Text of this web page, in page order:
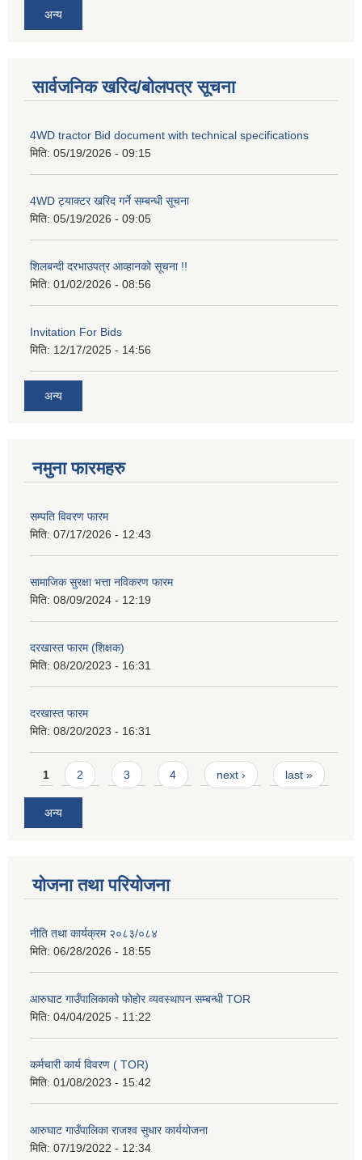
अन्य
सार्वजनिक खरिद/बोलपत्र सूचना
4WD tractor Bid document with technical specifications
मिति: 05/19/2026 - 09:15
4WD ट्याक्टर खरिद गर्ने सम्बन्धी सूचना
मिति: 05/19/2026 - 09:05
शिलबन्दी दरभाउपत्र आव्हानको सूचना !!
मिति: 01/02/2026 - 08:56
Invitation For Bids
मिति: 12/17/2025 - 14:56
अन्य
नमुना फारमहरु
सम्पति विवरण फारम
मिति: 07/17/2026 - 12:43
सामाजिक सुरक्षा भत्ता नविकरण फारम
मिति: 08/09/2024 - 12:19
दरखास्त फारम (शिक्षक)
मिति: 08/20/2023 - 16:31
दरखास्त फारम
मिति: 08/20/2023 - 16:31
Pages
1 2 3 4 next › last »
अन्य
योजना तथा परियोजना
नीति तथा कार्यक्रम २०८३/०८४
मिति: 06/28/2026 - 18:55
आरुघाट गाउँपालिकाको फोहोर व्यवस्थापन सम्बन्धी TOR
मिति: 04/04/2025 - 11:22
कर्मचारी कार्य विवरण ( TOR)
मिति: 01/08/2023 - 15:42
आरुघाट गाउँपालिका राजश्व सुधार कार्ययोजना
मिति: 07/19/2022 - 12:34